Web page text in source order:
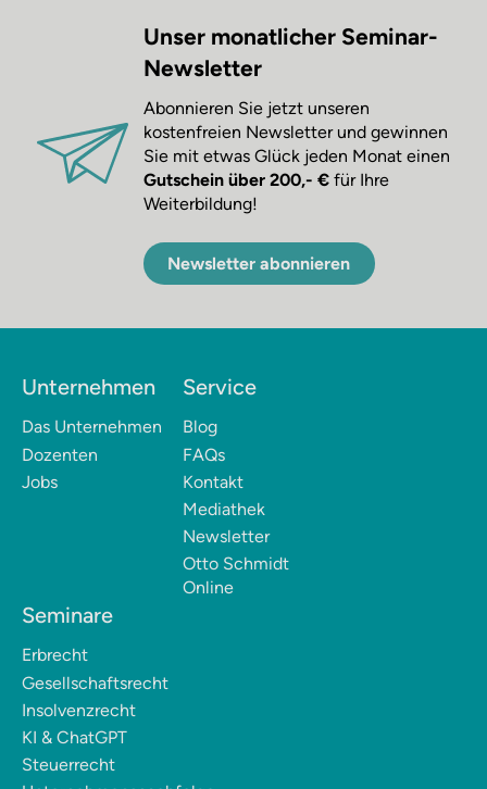
Unser monatlicher Seminar-
Newsletter
Abonnieren Sie jetzt unseren
kostenfreien Newsletter und gewinnen
Sie mit etwas Glück jeden Monat einen
Gutschein über 200,- € für Ihre
Weiterbildung!
Newsletter abonnieren
Unternehmen
Das Unternehmen
Dozenten
Jobs
Service
Blog
FAQs
Kontakt
Mediathek
Newsletter
Otto Schmidt
Online
Seminare
Erbrecht
Gesellschaftsrecht
Insolvenzrecht
KI & ChatGPT
Steuerrecht